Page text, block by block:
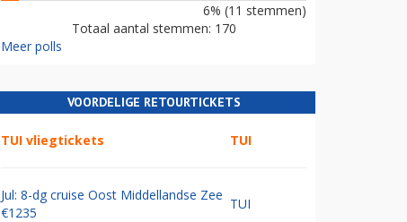
6% (11 stemmen)
Totaal aantal stemmen: 170
Meer polls
VOORDELIGE RETOURTICKETS
TUI vliegtickets TUI
Jul: 8-dg cruise Oost Middellandse Zee
€1235
TUI